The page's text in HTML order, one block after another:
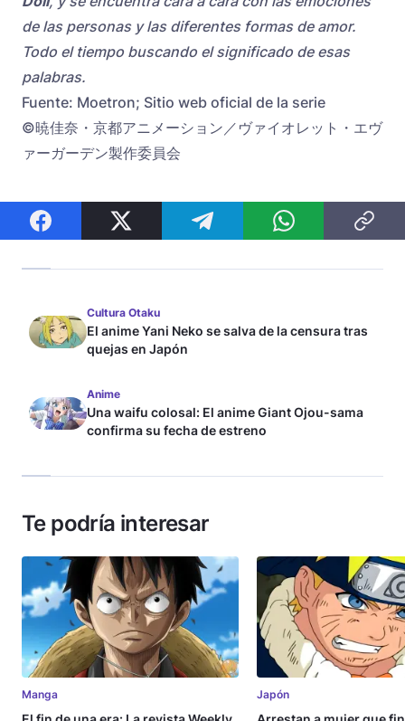
de las personas y las diferentes formas de amor.
Todo el tiempo buscando el significado de esas
palabras.
Fuente: Moetron; Sitio web oficial de la serie
©暁佳奈・京都アニメーション／ヴァイオレット・エヴ
ァーガーデン製作委員会
Cultura Otaku
El anime Yani Neko se salva de la censura tras
quejas en Japón
Anime
Una waifu colosal: El anime Giant Ojou-sama
confirma su fecha de estreno
Te podría interesar
Manga Japón